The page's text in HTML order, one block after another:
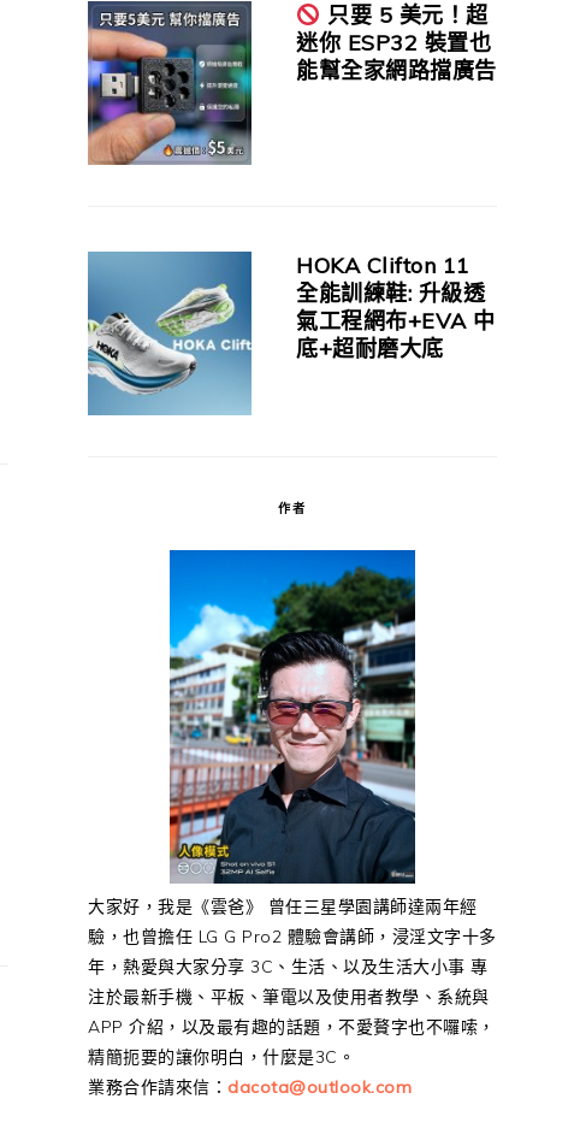
只要 5 美元！超
迷你 ESP32 裝置也
能幫全家網路擋廣告
HOKA Clifton 11
全能訓練鞋: 升級透
氣工程網布+EVA 中
底+超耐磨大底
作者
大家好，我是《雲爸》 曾任三星學園講師達兩年經
驗，也曾擔任 LG G Pro2 體驗會講師，浸淫文字十多
年，熱愛與大家分享 3C、生活、以及生活大小事 專
注於最新手機、平板、筆電以及使用者教學、系統與
APP 介紹，以及最有趣的話題，不愛贅字也不囉嗦，
精簡扼要的讓你明白，什麼是3C。
業務合作請來信： dacota@outlook.com